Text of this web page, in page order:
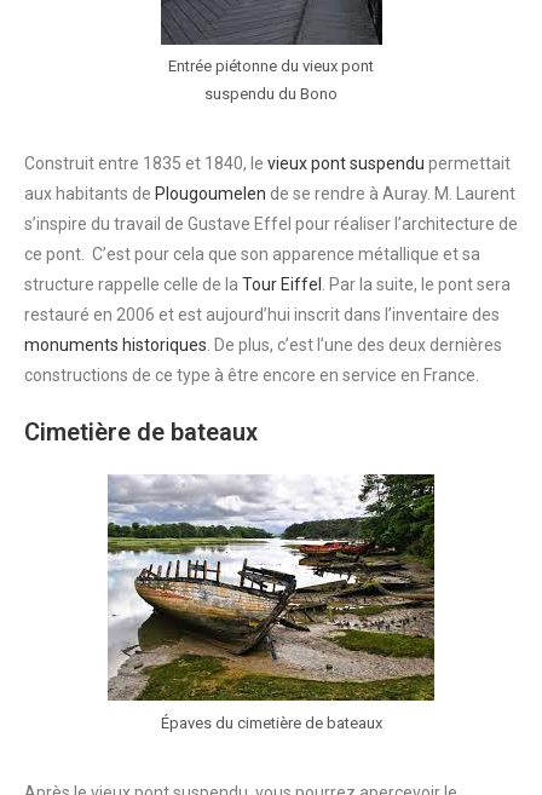
Entrée piétonne du vieux pont
suspendu du Bono
Construit entre 1835 et 1840, le vieux pont suspendu permettait
aux habitants de Plougoumelen de se rendre à Auray. M. Laurent
s’inspire du travail de Gustave Effel pour réaliser l’architecture de
ce pont. C’est pour cela que son apparence métallique et sa
structure rappelle celle de la Tour Eiffel . Par la suite, le pont sera
restauré en 2006 et est aujourd’hui inscrit dans l’inventaire des
monuments historiques. De plus, c’est l’une des deux dernières
constructions de ce type à être encore en service en France.
Cimetière de bateaux
Épaves du cimetière de bateaux